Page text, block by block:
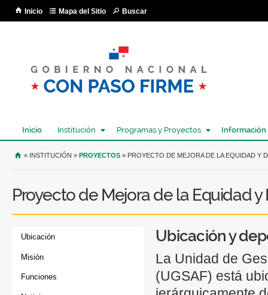
Inicio Mapa del Sitio Buscar
Inicio Institución Programas y Proyectos Información
USTED SE ENCUENTRA AQUÍ
» INSTITUCIÓN » PROYECTOS » PROYECTO DE MEJORA DE LA EQUIDAD Y
Proyecto de Mejora de la Equidad
Ubicación
Misión
Funciones
Ubicación y
La Unidad de
(UGSAF) está